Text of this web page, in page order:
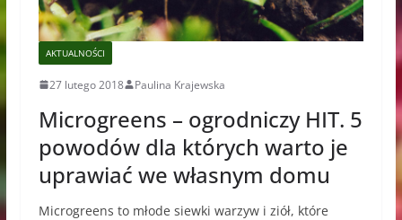
AKTUALNOŚCI
27 lutego 2018 Paulina Krajewska
Microgreens – ogrodniczy HIT. 5
powodów dla których warto je
uprawiać we własnym domu
Microgreens to młode siewki warzyw i ziół, które